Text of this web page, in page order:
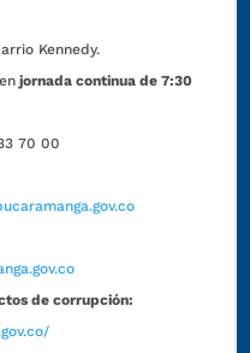
Kennedy.
jornada continua de 7:30
70 00
de corrupción: